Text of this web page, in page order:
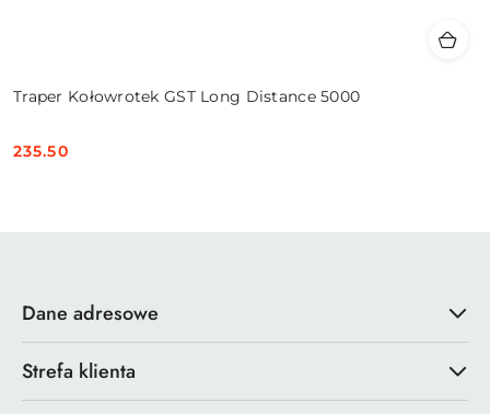
Traper Kołowrotek GST Long Distance 5000
Cena:
235.50
Dane adresowe
Strefa klienta